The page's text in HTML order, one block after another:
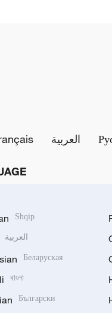
العربية
Shqip
العربية
Беларуская
বাংলা
Български